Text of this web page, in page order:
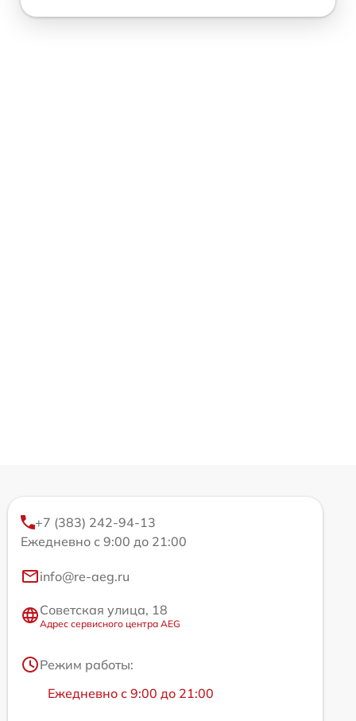
+7 (383) 242-94-13
Ежедневно с 9:00 до 21:00
info@re-aeg.ru
Советская улица, 18
Адрес сервисного центра AEG
Режим работы:
Ежедневно с 9:00 до 21:00